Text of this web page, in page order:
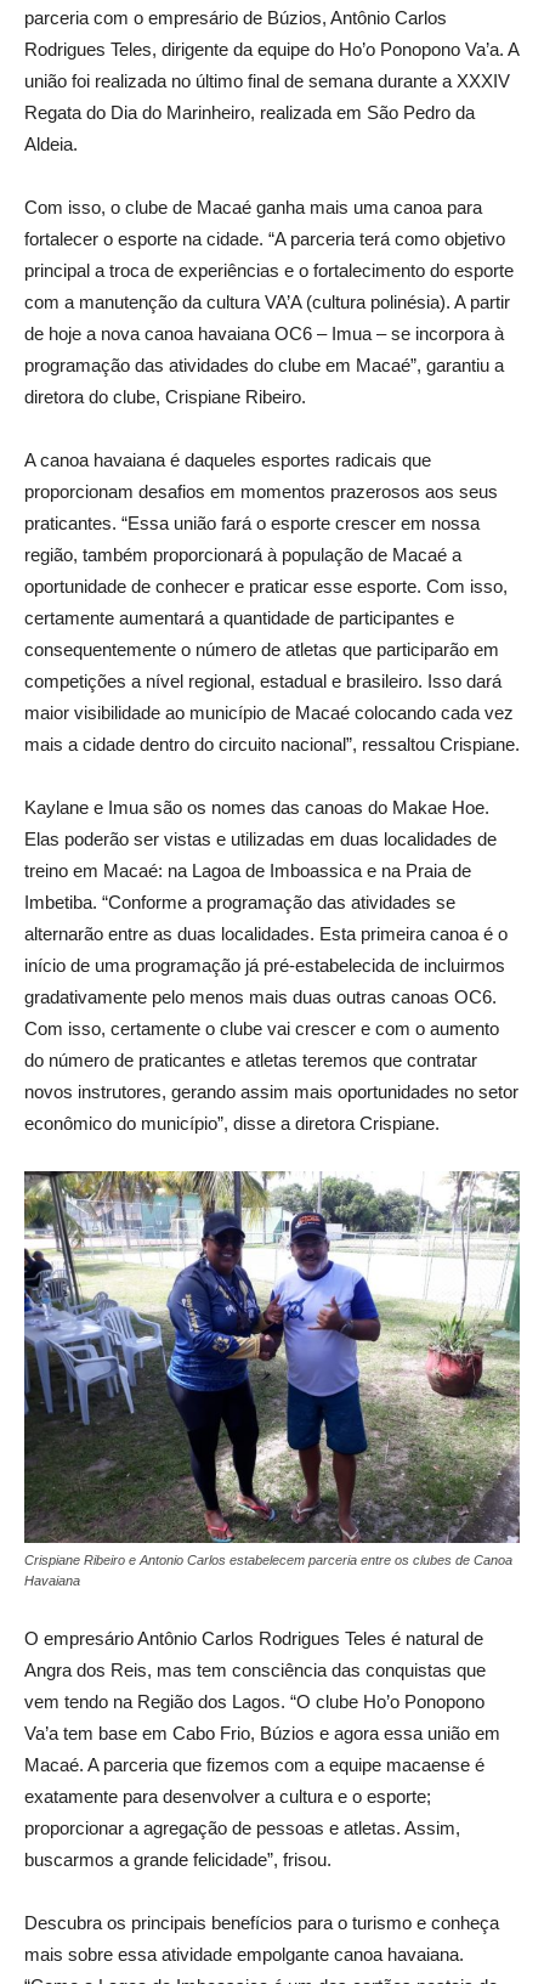
parceria com o empresário de Búzios, Antônio Carlos
Rodrigues Teles, dirigente da equipe do Ho’o Ponopono Va’a. A
união foi realizada no último final de semana durante a XXXIV
Regata do Dia do Marinheiro, realizada em São Pedro da
Aldeia.
Com isso, o clube de Macaé ganha mais uma canoa para
fortalecer o esporte na cidade. “A parceria terá como objetivo
principal a troca de experiências e o fortalecimento do esporte
com a manutenção da cultura VA’A (cultura polinésia). A partir
de hoje a nova canoa havaiana OC6 – Imua – se incorpora à
programação das atividades do clube em Macaé”, garantiu a
diretora do clube, Crispiane Ribeiro.
A canoa havaiana é daqueles esportes radicais que
proporcionam desafios em momentos prazerosos aos seus
praticantes. “Essa união fará o esporte crescer em nossa
região, também proporcionará à população de Macaé a
oportunidade de conhecer e praticar esse esporte. Com isso,
certamente aumentará a quantidade de participantes e
consequentemente o número de atletas que participarão em
competições a nível regional, estadual e brasileiro. Isso dará
maior visibilidade ao município de Macaé colocando cada vez
mais a cidade dentro do circuito nacional”, ressaltou Crispiane.
Kaylane e Imua são os nomes das canoas do Makae Hoe.
Elas poderão ser vistas e utilizadas em duas localidades de
treino em Macaé: na Lagoa de Imboassica e na Praia de
Imbetiba. “Conforme a programação das atividades se
alternarão entre as duas localidades. Esta primeira canoa é o
início de uma programação já pré-estabelecida de incluirmos
gradativamente pelo menos mais duas outras canoas OC6.
Com isso, certamente o clube vai crescer e com o aumento
do número de praticantes e atletas teremos que contratar
novos instrutores, gerando assim mais oportunidades no setor
econômico do município”, disse a diretora Crispiane.
Crispiane Ribeiro e Antonio Carlos estabelecem parceria entre os clubes de Canoa
Havaiana
O empresário Antônio Carlos Rodrigues Teles é natural de
Angra dos Reis, mas tem consciência das conquistas que
vem tendo na Região dos Lagos. “O clube Ho’o Ponopono
Va’a tem base em Cabo Frio, Búzios e agora essa união em
Macaé. A parceria que fizemos com a equipe macaense é
exatamente para desenvolver a cultura e o esporte;
proporcionar a agregação de pessoas e atletas. Assim,
buscarmos a grande felicidade”, frisou.
Descubra os principais benefícios para o turismo e conheça
mais sobre essa atividade empolgante canoa havaiana.